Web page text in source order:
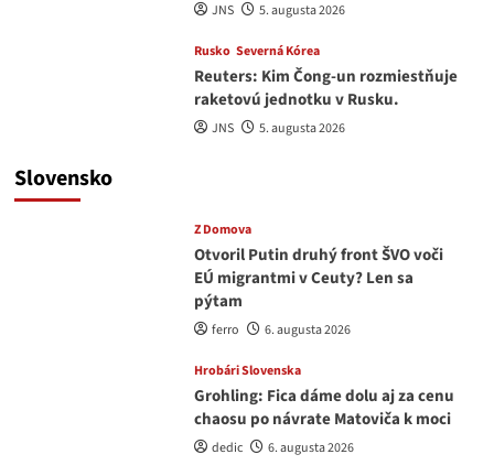
JNS 5. augusta 2026
Rusko Severná Kórea
Reuters: Kim Čong-un rozmiestňuje
raketovú jednotku v Rusku.
JNS 5. augusta 2026
Slovensko
Z Domova
Otvoril Putin druhý front ŠVO voči
EÚ migrantmi v Ceuty? Len sa
pýtam
ferro 6. augusta 2026
Hrobári Slovenska
Grohling: Fica dáme dolu aj za cenu
chaosu po návrate Matoviča k moci
dedic 6. augusta 2026